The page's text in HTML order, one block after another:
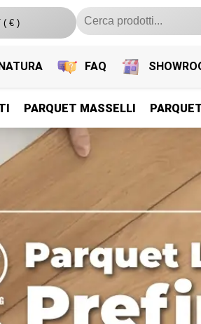
ITALY / IT ( € )
FAQ
PARQUET PREFINITI
Parquet Legno Prefiniti
PARQUET MASSELLI
PARQUET PREFINITI
Parquet Legno Prefiniti